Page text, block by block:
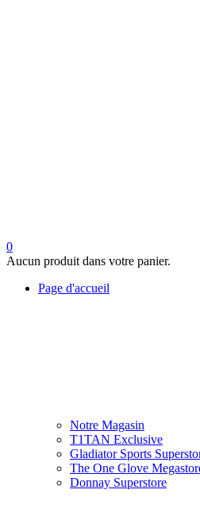
0
Aucun produit dans votre panier.
Page d'accueil
Notre Magasin
T1TAN Exclusive
Gladiator Sports
The One Glove
Donnay Superstore